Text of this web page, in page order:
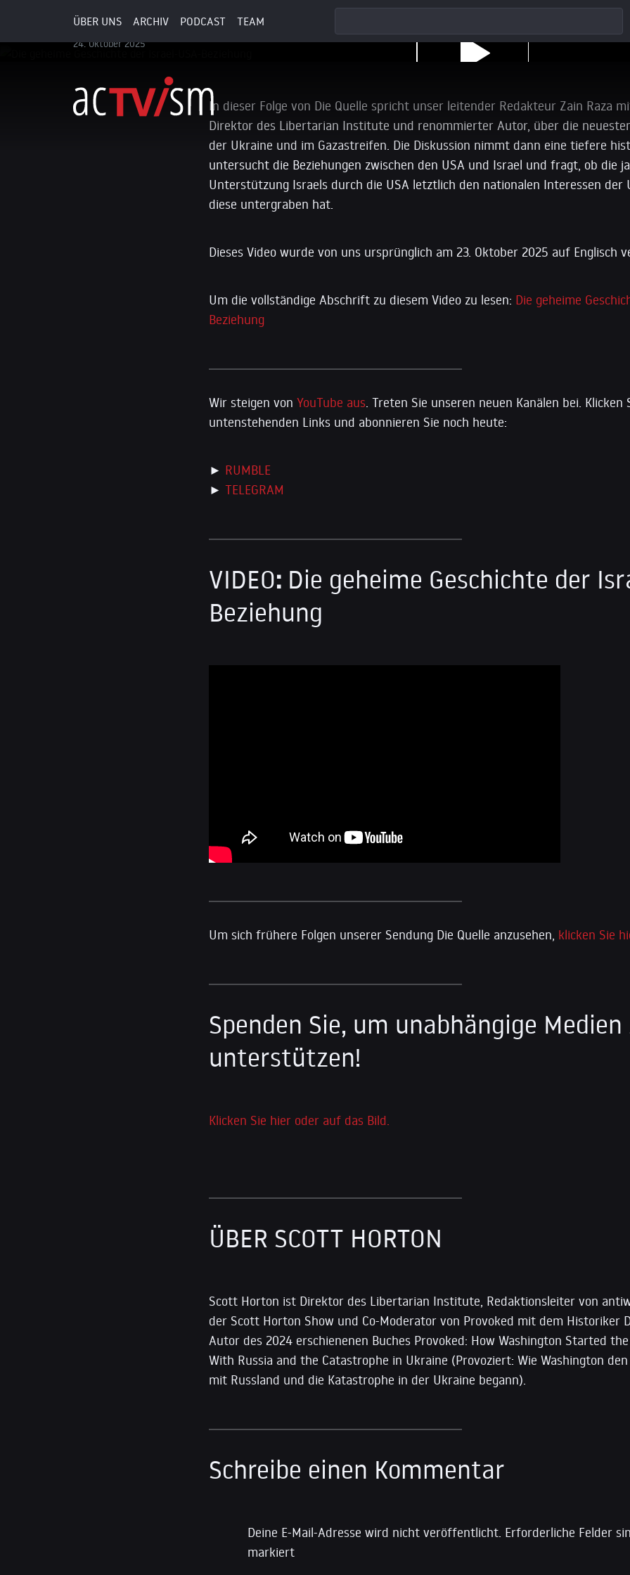
ÜBER UNS ARCHIV PODCAST TEAM
Die geheime Geschichte der Israel-USA-Beziehung
24. Oktober 2025
In dieser Folge von Die Quelle spricht unser leitender Redakteur Zain Raza
Direktor des Libertarian Institute und renommierter Autor, über die
der Ukraine und im Gazastreifen. Die Diskussion nimmt dann eine tiefere
untersucht die Beziehungen zwischen den USA und Israel und fragt, ob die
Unterstützung Israels durch die USA letztlich den nationalen Interessen der
diese untergraben hat.
Dieses Video wurde von uns ursprünglich am 23. Oktober 2025 auf Englisch
Um die vollständige Abschrift zu diesem Video zu lesen: Die geheime
Beziehung
Wir steigen vonYouTube aus. Treten Sie unseren neuen Kanälen bei. Klicken
untenstehenden Links und abonnieren Sie noch heute:
► RUMBLE
►TELEGRAM
VIDEO: Die geheime Geschichte der
Beziehung
Um sich frühere Folgen unserer Sendung Die Quelle anzusehen, klicken Sie
Spenden Sie, um unabhängige Medien
unterstützen!
Klicken Sie hier oder auf das Bild.
ÜBER SCOTT HORTON
Scott Horton ist Direktor des Libertarian Institute, Redaktionsleiter von
der Scott Horton Show und Co-Moderator von Provoked mit dem Historiker
Autor des 2024 erschienenen Buches Provoked: How Washington Started
With Russia and the Catastrophe in Ukraine (Provoziert: Wie Washington
mit Russland und die Katastrophe in der Ukraine begann).
Schreibe einen Kommentar
Deine E-Mail-Adresse wird nicht veröffentlicht. Erforderliche Felder
markiert